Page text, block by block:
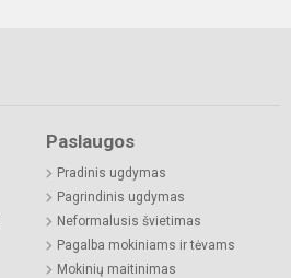
Paslaugos
Pradinis ugdymas
Pagrindinis ugdymas
Neformalusis švietimas
Pagalba mokiniams ir tėvams
Mokinių maitinimas